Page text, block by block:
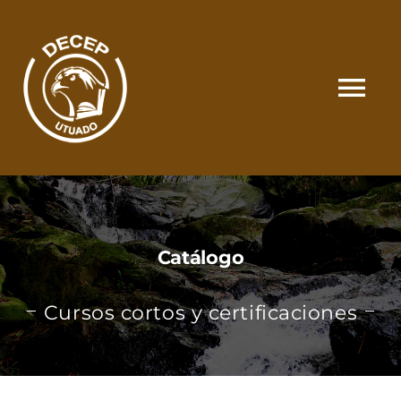
content
SOMOS
CATÁLOGO
MATRÍCULA Y PAGOS
CONTACTO
Catálogo
Cursos cortos y certificaciones